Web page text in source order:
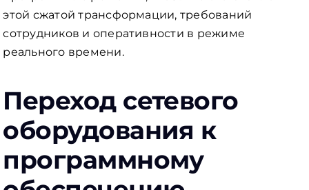
этой сжатой трансформации, требований
сотрудников и оперативности в режиме
реального времени.
Переход сетевого
оборудования к
программному